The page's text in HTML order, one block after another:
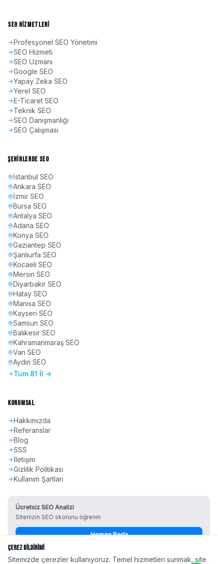
SEO HIZMETLERI
Profesyonel SEO Yönetimi
SEO Hizmeti
SEO Uzmanı
Google SEO
Yapay Zeka SEO
Yerel SEO
E-Ticaret SEO
Teknik SEO
SEO Danışmanlığı
SEO Çalışması
ŞEHIRLERDE SEO
İstanbul SEO
Ankara SEO
İzmir SEO
Bursa SEO
Antalya SEO
Adana SEO
Konya SEO
Gaziantep SEO
Şanlıurfa SEO
Kocaeli SEO
Mersin SEO
Diyarbakır SEO
Hatay SEO
Manisa SEO
Kayseri SEO
Samsun SEO
Balıkesir SEO
Kahramanmaraş SEO
Van SEO
Aydın SEO
Tüm 81 İl →
KURUMSAL
Hakkımızda
Referanslar
Blog
SSS
İletişim
Gizlilik Politikası
Kullanım Şartları
Ücretsiz SEO Analizi
Sitenizin SEO skorunu öğrenin
Hemen Başla
Çerez Bildirimi
Sitemizde çerezler kullanıyoruz. Temel hizmetleri sunmak, site